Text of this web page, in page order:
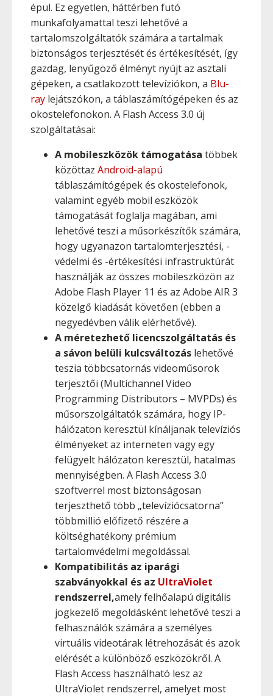
épül. Ez egyetlen, háttérben futó
munkafolyamattal teszi lehetővé a
tartalomszolgáltatók számára a tartalmak
biztonságos terjesztését és értékesítését, így
gazdag, lenyűgöző élményt nyújt az asztali
gépeken, a csatlakozott televíziókon, a Blu-
ray lejátszókon, a táblaszámítógépeken és az
okostelefonokon. A Flash Access 3.0 új
szolgáltatásai:
A mobileszközök támogatása többek
közöttaz Android-alapú
táblaszámítógépek és okostelefonok,
valamint egyéb mobil eszközök
támogatását foglalja magában, ami
lehetővé teszi a műsorkészítők számára,
hogy ugyanazon tartalomterjesztési, -
védelmi és -értékesítési infrastruktúrát
használják az összes mobileszközön az
Adobe Flash Player 11 és az Adobe AIR 3
közelgő kiadását követően (ebben a
negyedévben válik elérhetővé).
A méretezhető licencszolgáltatás és
a sávon belüli kulcsváltozás lehetővé
teszia többcsatornás videoműsorok
terjesztői (Multichannel Video
Programming Distributors – MVPDs) és
műsorszolgáltatók számára, hogy IP-
hálózaton keresztül kínáljanak televíziós
élményeket az interneten vagy egy
felügyelt hálózaton keresztül, hatalmas
mennyiségben. A Flash Access 3.0
szoftverrel most biztonságosan
terjeszthető több „televíziócsatorna”
többmillió előfizető részére a
költséghatékony prémium
tartalomvédelmi megoldással.
Kompatibilitás az iparági
szabványokkal és az UltraViolet
rendszerrel,amely felhőalapú digitális
jogkezelő megoldásként lehetővé teszi a
felhasználók számára a személyes
virtuális videotárak létrehozását és azok
elérését a különböző eszközökről. A
Flash Access használható lesz az
UltraViolet rendszerrel, amelyet most